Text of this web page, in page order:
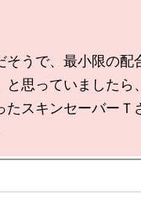
そうで、最小限の配
と思っていましたら
たスキンセーバーＴ